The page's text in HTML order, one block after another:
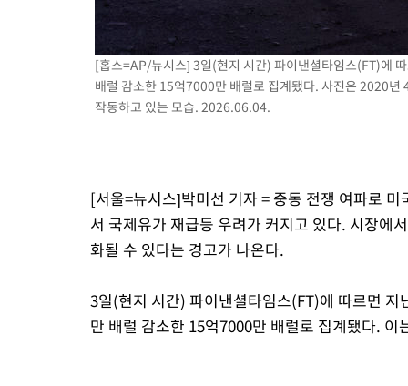
[홉스=AP/뉴시스] 3일(현지 시간) 파이낸셜타임스(FT)에
배럴 감소한 15억7000만 배럴로 집계됐다. 사진은 2020
작동하고 있는 모습. 2026.06.04.
[서울=뉴시스]박미선 기자 = 중동 전쟁 여파로
서 국제유가 재급등 우려가 커지고 있다. 시장에
화될 수 있다는 경고가 나온다.
3일(현지 시간) 파이낸셜타임스(FT)에 따르면
만 배럴 감소한 15억7000만 배럴로 집계됐다.